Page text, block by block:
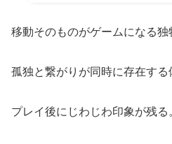
移動そのものがゲームになる独
孤独と繋がりが同時に存在する
プレイ後にじわじわ印象が残る